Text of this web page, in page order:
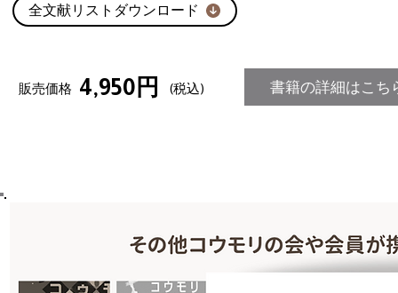
全文献リストダウンロード
販売価格 4,950円 (税込) 書籍の詳細はこち